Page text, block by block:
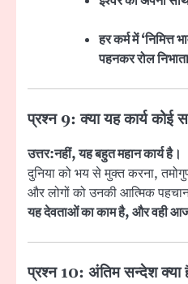
हर कर्म में
पहनकर रोल
प्रश्न 9: क्या यह कार्य कोई
उत्तर:नहीं, यह बहुत महान कार्य है।
दुनिया को भय से मुक्त करना,
और लोगों को उनकी आत्मिक
यह देवताओं का काम है, और वही
प्रश्न 10: अंतिम सन्देश क्या